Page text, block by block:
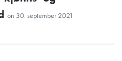
on 30. september 2021